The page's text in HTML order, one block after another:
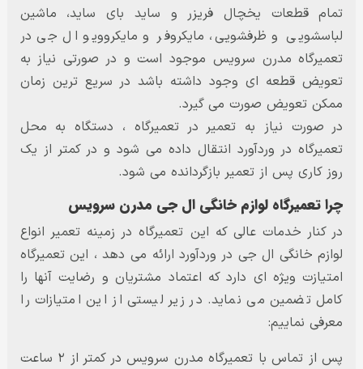
تمام قطعات یخچال فریزر و ساید بای ساید، ماشین
لباسشویی و ظرفشویی، مایکروفر و مایکروویو ال جی در
تعمیرگاه مدرن سرویس موجود است و در صورتی نیاز به
تعویض قطعه ای وجود داشته باشد در سریع ترین زمان
ممکن تعویض صورت می گیرد.
در صورت نیاز به تعمیر در تعمیرگاه ، دستگاه به محل
تعمیرگاه در وردآورد انتقال داده می شود و در کمتر از یک
روز کاری پس از تعمیر بازگردانده می شود.
چرا تعمیرگاه لوازم خانگی ال جی مدرن سرویس
در کنار خدمات عالی که این تعمیرگاه در زمینه تعمیر انواع
لوازم خانگی ال جی در وردآورد ارائه می دهد ، این تعمیرگاه
امتیازت ویژه ای دارد که اعتماد مشتریان و رضایت آنها را
کامل تضمین می نماید. در زیر لیستی از این امتیازات را
معرفی نماییم:
پس از تماس با تعمیرگاه مدرن سرویس در کمتر از ۲ ساعت